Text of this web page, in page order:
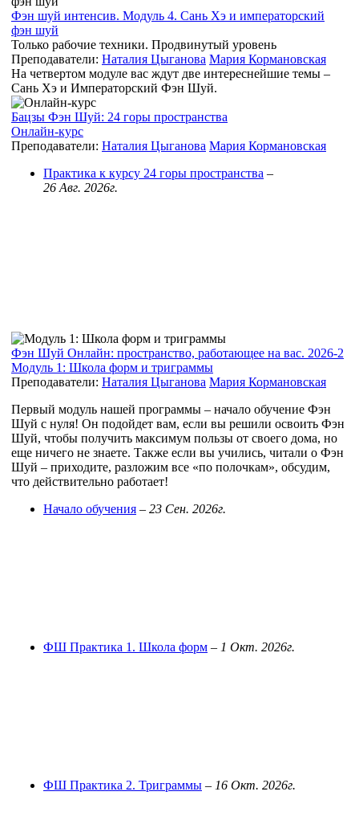
Фэн шуй интенсив. Модуль 4. Сань Хэ и императорский
фэн шуй
Только рабочие техники. Продвинутый уровень
Преподаватели: Наталия Цыганова Мария Кормановская
На четвертом модуле вас ждут две интереснейшие темы –
Сань Хэ и Императорский Фэн Шуй.
Бацзы Фэн Шуй: 24 горы пространства
Онлайн-курс
Преподаватели: Наталия Цыганова Мария Кормановская
Практика к курсу 24 горы пространства –
26 Авг. 2026г.
Фэн Шуй Онлайн: пространство, работающее на вас. 2026-2
Модуль 1: Школа форм и триграммы
Преподаватели: Наталия Цыганова Мария Кормановская
Первый модуль нашей программы – начало обучение Фэн
Шуй с нуля! Он подойдет вам, если вы решили освоить Фэн
Шуй, чтобы получить максимум пользы от своего дома, но
еще ничего не знаете. Также если вы учились, читали о Фэн
Шуй – приходите, разложим все «по полочкам», обсудим,
что действительно работает!
Начало обучения – 23 Сен. 2026г.
ФШ Практика 1. Школа форм – 1 Окт. 2026г.
ФШ Практика 2. Триграммы – 16 Окт. 2026г.